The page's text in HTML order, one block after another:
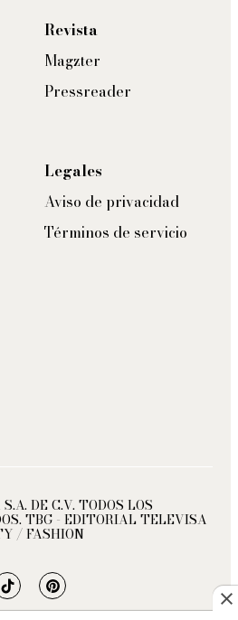
Revista
Magzter
Pressreader
Legales
Aviso de privacidad
Términos de servicio
DE C.V. TODOS LOS
TBG - EDITORIAL TELEVISA
/ FASHION
tiktokpinterest